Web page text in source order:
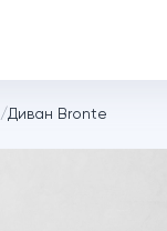
/Диван Bronte